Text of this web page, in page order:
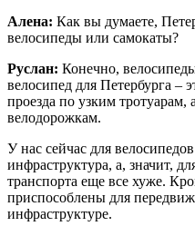
Алена: Как вы думаете,
велосипеды или самокаты?
Руслан: Конечно,
велосипед для Петербурга –
проезда по узким тротуарам,
велодорожкам.
У нас сейчас для
инфраструктура, а, значит,
транспорта еще все хуже.
приспособлены для
инфраструктуре.